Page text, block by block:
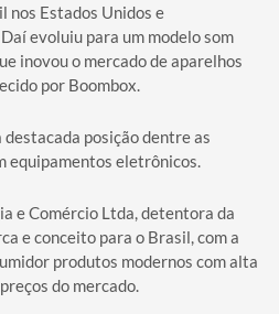
nos Estados Unidos e
evoluiu para um modelo som
inovou o mercado de aparelhos
por Boombox.
posição dentre as
equipamentos eletrônicos.
e Comércio Ltda, detentora da
e conceito para o Brasil, com a
produtos modernos com alta
do mercado.